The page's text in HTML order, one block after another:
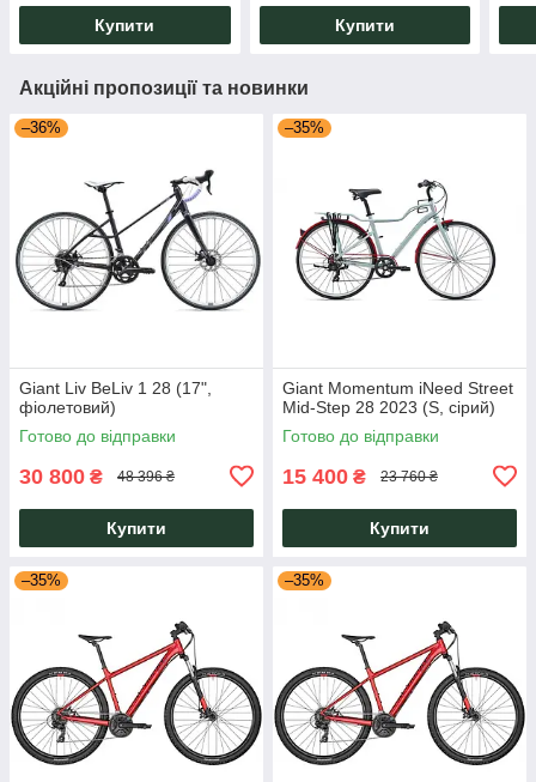
Купити Купити
Акційні пропозиції та новинки
–36%
Giant Liv BeLiv 1 28 (17",
фіолетовий)
Готово до відправки
30 800 ₴ 48 396 ₴
Купити
–35%
Giant Momentum iNeed Street
Mid-Step 28 2023 (S, сірий)
Готово до відправки
15 400 ₴ 23 760 ₴
Купити
–35% –35%